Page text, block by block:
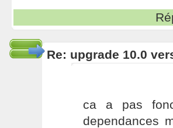
Re: upgrade 10.0
ca a pas
dependances